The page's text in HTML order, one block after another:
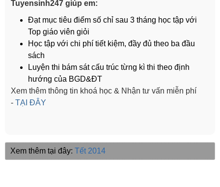
Tuyensinh247 giúp em:
Đạt mục tiêu điểm số chỉ sau 3 tháng học tập với
Top giáo viên giỏi
Học tập với chi phí tiết kiệm, đầy đủ theo ba đầu
sách
Luyện thi bám sát cấu trúc từng kì thi theo định
hướng của BGD&ĐT
Xem thêm thông tin khoá học & Nhận tư vấn miễn phí
- TẠI ĐÂY
Xem thêm tại đây: Tết 2014